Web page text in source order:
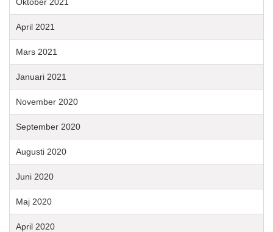
April 2021
Mars 2021
Januari 2021
November 2020
September 2020
Augusti 2020
Juni 2020
Maj 2020
April 2020